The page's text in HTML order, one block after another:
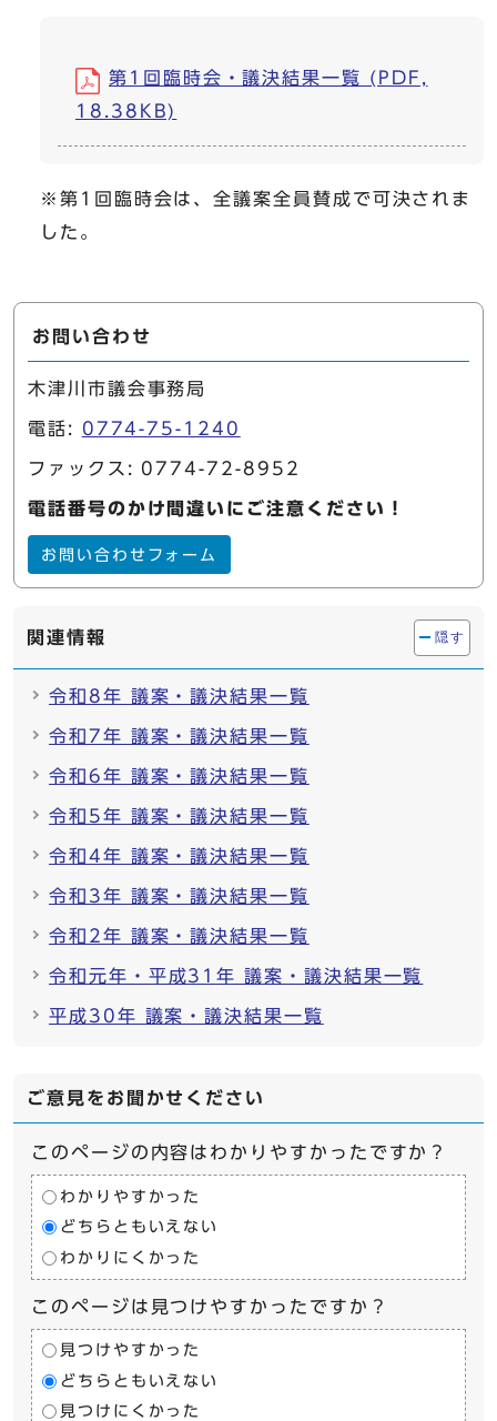
第1回臨時会・議決結果一覧 (PDF,
18.38KB)
※第1回臨時会は、全議案全員賛成で可決されま
した。
お問い合わせ
木津川市議会事務局
電話: 0774-75-1240
ファックス: 0774-72-8952
電話番号のかけ間違いにご注意ください！
お問い合わせフォーム
関連情報 隠す
令和8年 議案・議決結果一覧
令和7年 議案・議決結果一覧
令和6年 議案・議決結果一覧
令和5年 議案・議決結果一覧
令和4年 議案・議決結果一覧
令和3年 議案・議決結果一覧
令和2年 議案・議決結果一覧
令和元年・平成31年 議案・議決結果一覧
平成30年 議案・議決結果一覧
ご意見をお聞かせください
このページの内容はわかりやすかったですか？
わかりやすかった
どちらともいえない
わかりにくかった
このページは見つけやすかったですか？
見つけやすかった
どちらともいえない
見つけにくかった